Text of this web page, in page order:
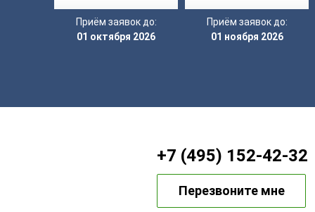
Приём заявок до:
01 октября 2026
Приём заявок до:
01 ноября 2026
+7 (495) 152-42-32
Перезвоните мне